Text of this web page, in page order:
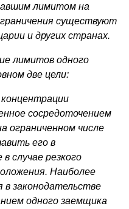
лимитом на
су­ществуют
и других странах.
лимитов одного
две цели:
сосредоточением
ограниченном числе
его в
случае резкого
Наиболее
законодательстве
одного заемщика